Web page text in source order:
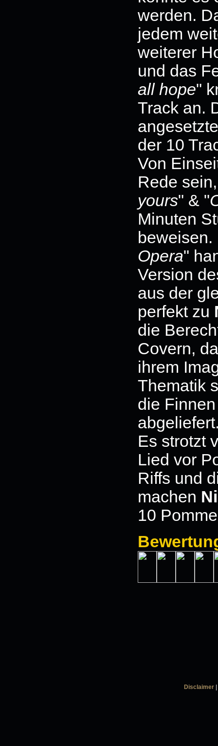
werden.
jedem
weiterer
und das
all hope"
Track an.
der 10
Von
Rede
yours" & "
Minuten
beweisen.
Opera"
Version
aus der
perfekt zu
die
Covern,
ihrem
Thematik
die
Es strotzt
Lied vor
Riffs und
machen
10
Disclaimer|